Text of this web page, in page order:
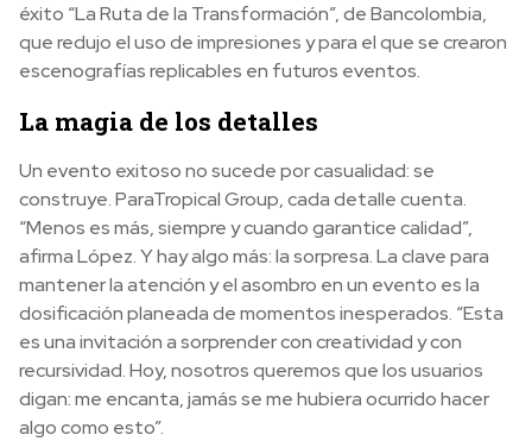
éxito “La Ruta de la Transformación”, de Bancolombia,
que redujo el uso de impresiones y para el que se crearon
escenografías replicables en futuros eventos.
La magia de los detalles
Un evento exitoso no sucede por casualidad: se
construye. ParaTropical Group, cada detalle cuenta.
“Menos es más, siempre y cuando garantice calidad”,
afirma López. Y hay algo más: la sorpresa. La clave para
mantener la atención y el asombro en un evento es la
dosificación planeada de momentos inesperados. “Esta
es una invitación a sorprender con creatividad y con
recursividad. Hoy, nosotros queremos que los usuarios
digan: me encanta, jamás se me hubiera ocurrido hacer
algo como esto”.